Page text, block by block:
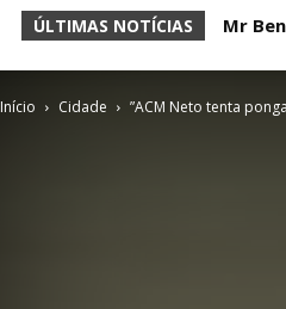
ÚLTIMAS NOTÍCIAS Mr
Início Cidade ”ACM Neto tenta